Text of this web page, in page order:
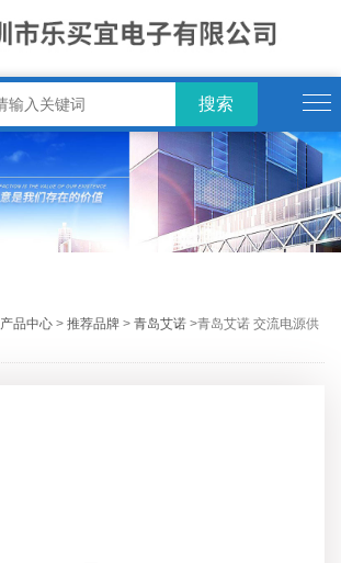
产品中心 >推荐品牌 >青岛艾诺 >青岛艾诺 交流电源供